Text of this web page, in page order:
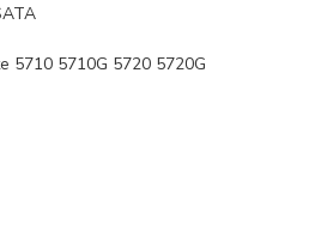
5710 5710G 5720 5720G